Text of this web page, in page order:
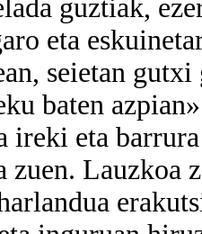
guztiak,
eta
seietan gutxi
baten
eta barrura
zuen. Lauzkoa